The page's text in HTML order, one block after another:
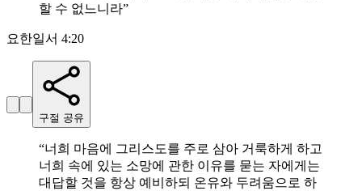
할 수 없느니라”
요한일서 4:20
구절 공유
“너희 마음에 그리스도를 주로 삼아 거룩하게 하고
너희 속에 있는 소망에 관한 이유를 묻는 자에게는
대답할 것을 항상 예비하되 온유와 두려움으로 하